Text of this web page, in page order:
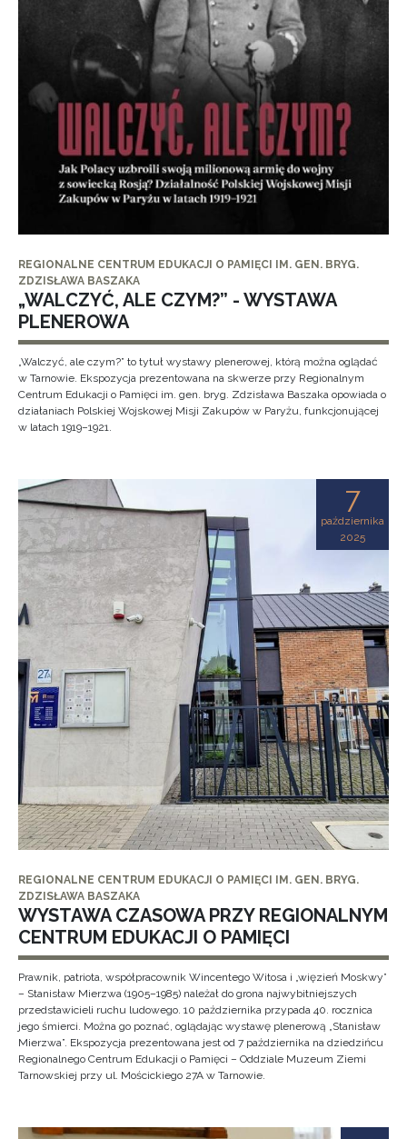
REGIONALNE CENTRUM EDUKACJI O PAMIĘCI IM. GEN. BRYG.
ZDZISŁAWA BASZAKA
„WALCZYĆ, ALE CZYM?” - WYSTAWA
PLENEROWA
„Walczyć, ale czym?” to tytuł wystawy plenerowej, którą można oglądać
w Tarnowie. Ekspozycja prezentowana na skwerze przy Regionalnym
Centrum Edukacji o Pamięci im. gen. bryg. Zdzisława Baszaka opowiada o
działaniach Polskiej Wojskowej Misji Zakupów w Paryżu, funkcjonującej
w latach 1919–1921.
7
października
2025
REGIONALNE CENTRUM EDUKACJI O PAMIĘCI IM. GEN. BRYG.
ZDZISŁAWA BASZAKA
WYSTAWA CZASOWA PRZY REGIONALNYM
CENTRUM EDUKACJI O PAMIĘCI
Prawnik, patriota, współpracownik Wincentego Witosa i „więzień Moskwy”
– Stanisław Mierzwa (1905–1985) należał do grona najwybitniejszych
przedstawicieli ruchu ludowego. 10 października przypada 40. rocznica
jego śmierci. Można go poznać, oglądając wystawę plenerową „Stanisław
Mierzwa”. Ekspozycja prezentowana jest od 7 października na dziedzińcu
Regionalnego Centrum Edukacji o Pamięci – Oddziale Muzeum Ziemi
Tarnowskiej przy ul. Mościckiego 27A w Tarnowie.